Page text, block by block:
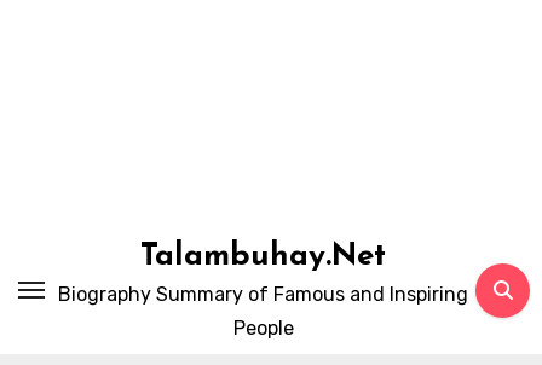
Talambuhay.Net
Biography Summary of Famous and Inspiring
People